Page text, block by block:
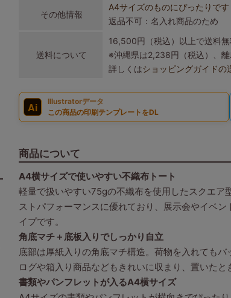
れ大ロット】不
クエアトート
《75g》 A4
ズ｜ 100枚入
その他情報
A4サイズのものにぴったりです
返品不可：名入れ商品のため
送料について
16,500円（税込）以上で送料無
※沖縄県は2,238円（税込）、離
詳しくはショッピングガイドの
Ai
Illustratorデータ
この商品の印刷テンプレートをDL
商品について
A4横サイズで使いやすい不織布トート
軽量で扱いやすい75gの不織布を使用したスクエア
ストパフォーマンスに優れており、展示会やイベ
イプです。
角底マチ＋底板入りでしっかり自立
底部は厚紙入りの角底マチ構造。荷物を入れても
ログや箱入り商品などもきれいに収まり、置いたと
書類やパンフレットが入るA4横サイズ